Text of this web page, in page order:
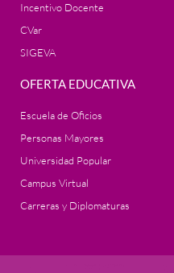
Incentivo Docente
CVar
SIGEVA
OFERTA EDUCATIVA
Escuela de Oficios
Personas Mayores
Universidad Popular
Campus Virtual
Carreras y Diplomaturas